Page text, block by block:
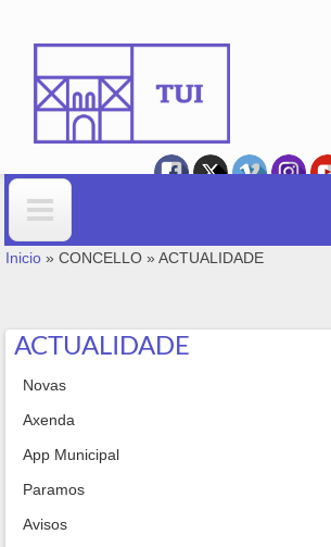
Formulario de busca
VOSTEDE ESTÁ AQUÍ
Inicio » CONCELLO » ACTUALIDADE
ACTUALIDADE
Novas
Axenda
App Municipal
Paramos
Avisos